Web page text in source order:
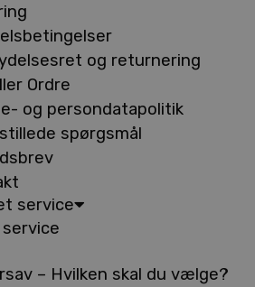
og returnering
Ordre
og persondatapolitik
spørgsmål
service
service
– Hvilken skal du vælge?